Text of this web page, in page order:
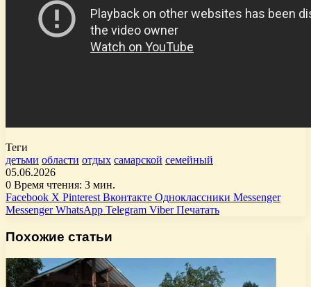
Теги
детьми области отдых самарской семейный
05.06.2026
0 Время чтения: 3 мин.
Facebook X Pinterest Вконтакте Одноклассники Messenger
Messenger WhatsApp Telegram Viber Печатать
Похожие статьи